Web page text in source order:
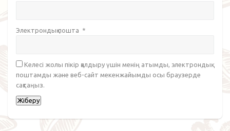
Электрондық пошта *
Келесі жолы пікір қалдыру үшін менің атымды, электрондық
поштамды және веб-сайт мекенжайымды осы браузерде
сақтаңыз.